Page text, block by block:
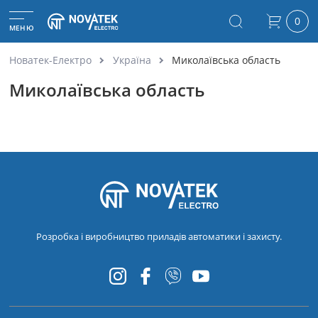
МЕНЮ 0
Новатек-Електро Україна Миколаївська область
Миколаївська область
Розробка і виробництво приладів автоматики і захисту.